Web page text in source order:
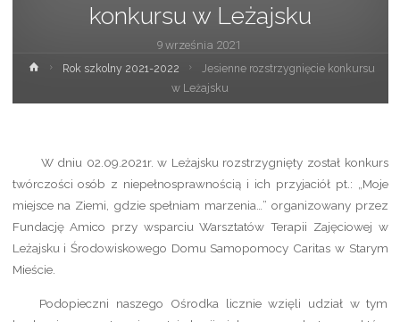
konkursu w Leżajsku
9 września 2021
Rok szkolny 2021-2022
Jesienne rozstrzygnięcie konkursu
w Leżajsku
W dniu 02.09.2021r. w Leżajsku rozstrzygnięty został konkurs
twórczości osób z niepełnosprawnością i ich przyjaciół pt.: „Moje
miejsce na Ziemi, gdzie spełniam marzenia…” organizowany przez
Fundację Amico przy wsparciu Warsztatów Terapii Zajęciowej w
Leżajsku i Środowiskowego Domu Samopomocy Caritas w Starym
Mieście.
Podopieczni naszego Ośrodka licznie wzięli udział w tym